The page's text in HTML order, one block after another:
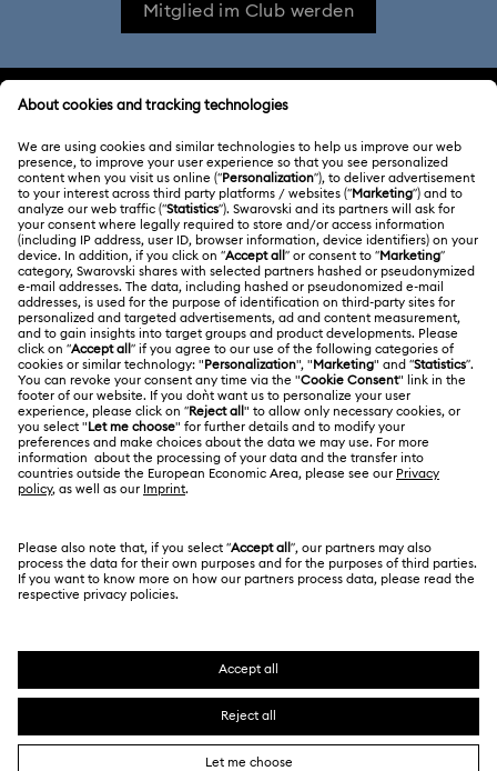
Mitglied im Club werden
KUNDENSERVICE
Übersicht zum Kundenservice
Geschenkkarten-Guthaben
Reparaturstatus
Kontakt
Größe berechnen
Store-Finder
ÜBER UNS
Über Swarovski
Stellen & Karriere
Alumni Community
Für Geschäftskunden
Sitemap
Kristallwelten
RECHTLICHE BEDINGUNGEN
Nutzungsbedingungen
AGB
Datenschutz
Impressum
Andere Länder
English
Deutsch Español Français
SWAROVSKI® und das Schwan-Logo sind
eingetragene Marken der Swarovski AG.